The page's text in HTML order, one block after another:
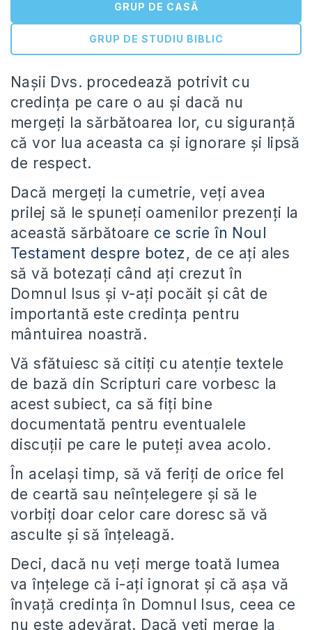
GRUP DE CASĂ
GRUP DE STUDIU BIBLIC
Naşii Dvs. procedează potrivit cu
credinţa pe care o au şi dacă nu
mergeţi la sărbătoarea lor, cu siguranţă
că vor lua aceasta ca şi ignorare şi lipsă
de respect.
Dacă mergeţi la cumetrie, veţi avea
prilej să le spuneţi oamenilor prezenţi la
această sărbătoare ce scrie în Noul
Testament despre botez , de ce aţi ales
să vă botezaţi când aţi crezut în
Domnul Isus şi v-aţi pocăit şi cât de
importantă este credinţa pentru
mântuirea noastră.
Vă sfătuiesc să citiţi cu atenţie textele
de bază din Scripturi care vorbesc la
acest subiect, ca să fiţi bine
documentată pentru eventualele
discuţii pe care le puteţi avea acolo.
În acelaşi timp, să vă feriţi de orice fel
de ceartă sau neînţelegere şi să le
vorbiţi doar celor care doresc să vă
asculte şi să înţeleagă.
Deci, dacă nu veţi merge toată lumea
va înţelege că i-aţi ignorat şi că aşa vă
învaţă credinţa în Domnul Isus, ceea ce
nu este adevărat. Dacă veţi merge la